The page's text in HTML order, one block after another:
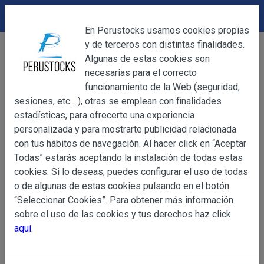
Accesorios
Collares
Collar piedras circulares marrón
OBJETO
Información
Básica
sobre
de Datos
OBJETO
Las presentes Condiciones Generales regulan la
web www.perustocks.es, del que es titular ALBERT
YACARINE (en adelante, PERUSTOCKS).
La adquisición de cualesquiera de los productos
DEVOLUCIONES
En Perustocks usamos cookies propias
y de terceros con distintas finalidades.
Algunas de estas cookies son
necesarias para el correcto
funcionamiento de la Web (seguridad,
sesiones, etc ...), otras se emplean con finalidades
estadísticas, para ofrecerte una experiencia
personalizada y para mostrarte publicidad relacionada
con tus hábitos de navegación. Al hacer click en “Aceptar
Todas” estarás aceptando la instalación de todas estas
cookies. Si lo deseas, puedes configurar el uso de todas
o de algunas de estas cookies pulsando en el botón
“Seleccionar Cookies”. Para obtener más información
sobre el uso de las cookies y tus derechos haz click
aquí.